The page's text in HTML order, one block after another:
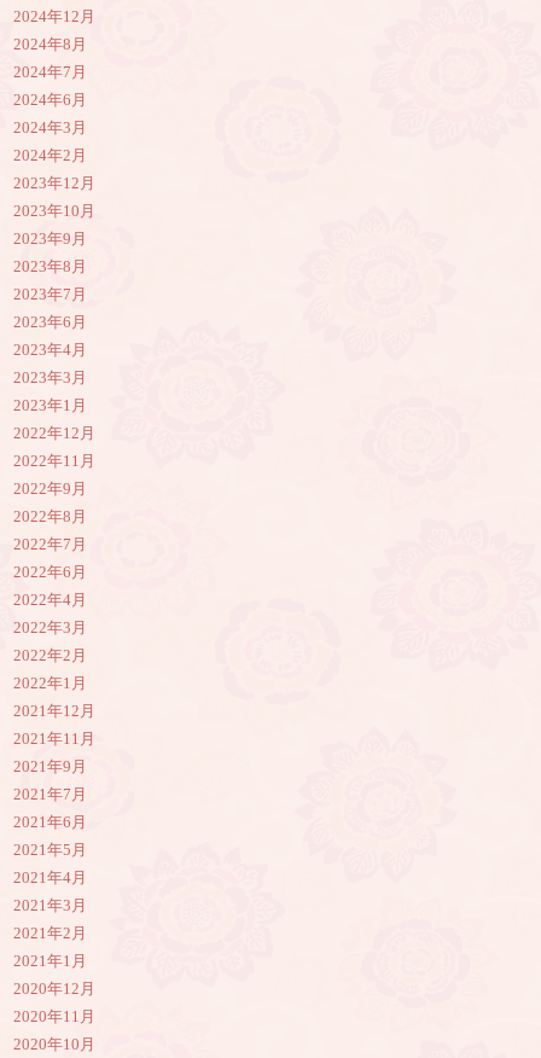
2024年12月
2024年8月
2024年7月
2024年6月
2024年3月
2024年2月
2023年12月
2023年10月
2023年9月
2023年8月
2023年7月
2023年6月
2023年4月
2023年3月
2023年1月
2022年12月
2022年11月
2022年9月
2022年8月
2022年7月
2022年6月
2022年4月
2022年3月
2022年2月
2022年1月
2021年12月
2021年11月
2021年9月
2021年7月
2021年6月
2021年5月
2021年4月
2021年3月
2021年2月
2021年1月
2020年12月
2020年11月
2020年10月